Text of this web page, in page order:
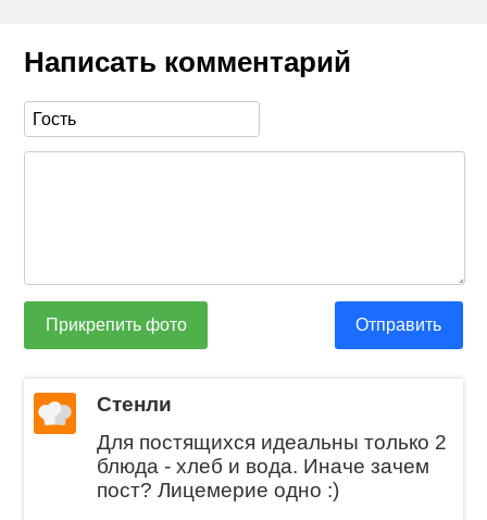
Написать комментарий
Прикрепить фото Отправить
Стенли
Для постящихся идеальны только 2
блюда - хлеб и вода. Иначе зачем
пост? Лицемерие одно :)